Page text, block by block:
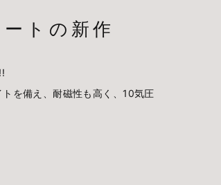
トの新作
を備え、耐磁性も高く、10気圧